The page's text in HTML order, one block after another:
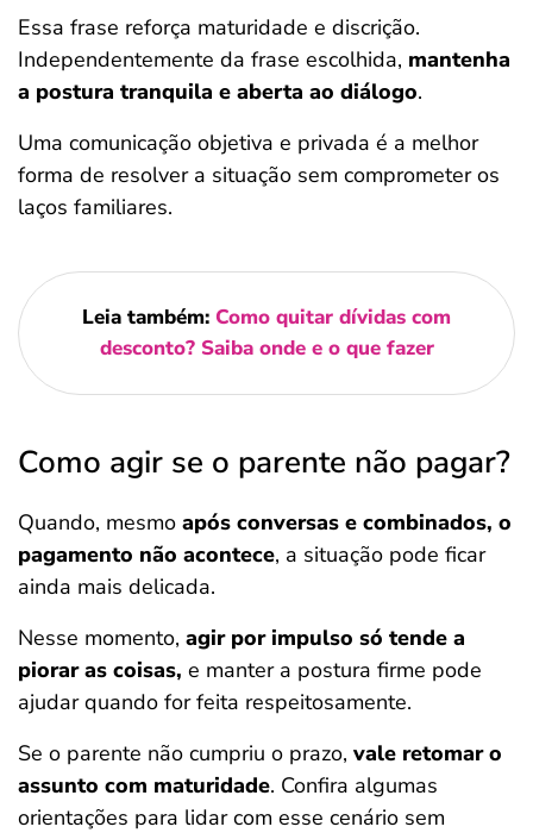
Essa frase reforça maturidade e discrição.
Independentemente da frase escolhida, mantenha
a postura tranquila e aberta ao diálogo.
Uma comunicação objetiva e privada é a melhor
forma de resolver a situação sem comprometer os
laços familiares.
Leia também: Como quitar dívidas com
desconto? Saiba onde e o que fazer
Como agir se o parente não pagar?
Quando, mesmo após conversas e combinados, o
pagamento não acontece, a situação pode ficar
ainda mais delicada.
Nesse momento, agir por impulso só tende a
piorar as coisas, e manter a postura firme pode
ajudar quando for feita respeitosamente.
Se o parente não cumpriu o prazo, vale retomar o
assunto com maturidade. Confira algumas
orientações para lidar com esse cenário sem